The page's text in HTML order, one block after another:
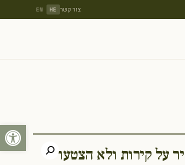
פתח
צור קשר HE
EN
על קירות ולא הצטער